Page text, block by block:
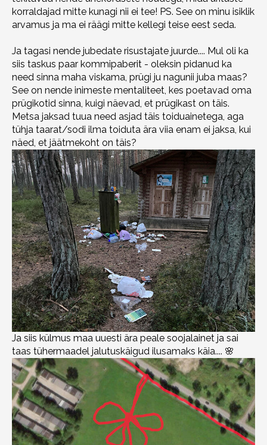
korraldajad mitte kunagi nii ei tee! PS. See on minu isiklik
arvamus ja ma ei räägi mitte kellegi teise eest seda.
Ja tagasi nende jubedate risustajate juurde.... Mul oli ka
siis taskus paar kommipaberit - oleksin pidanud ka
need sinna maha viskama, prügi ju nagunii juba maas?
See on nende inimeste mentaliteet, kes poetavad oma
prügikotid sinna, kuigi näevad, et prügikast on täis.
Metsa jaksad tuua need asjad täis toiduainetega, aga
tühja taarat/sodi ilma toiduta ära viia enam ei jaksa, kui
näed, et jäätmekoht on täis?
Ja siis külmus maa uuesti ära peale soojalainet ja sai
taas tühermaadel jalutuskäigud ilusamaks käia.... 🌸